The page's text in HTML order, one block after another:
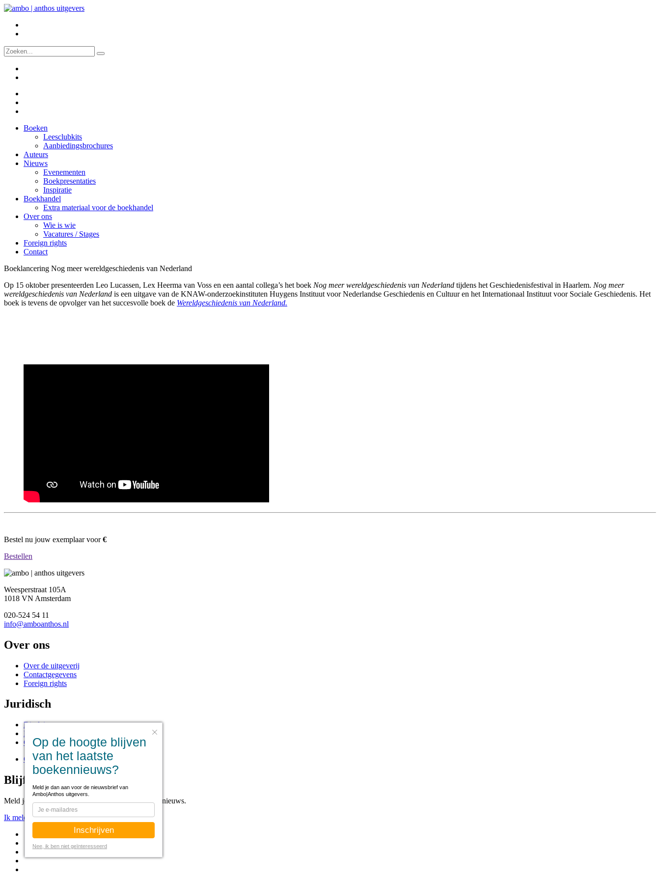
Boeken
Leesclubkits
Aanbiedingsbrochures
Auteurs
Nieuws
Evenementen
Boekpresentaties
Inspiratie
Boekhandel
Extra materiaal voor de boekhandel
Over ons
Wie is wie
Vacatures / Stages
Foreign rights
Contact
Boeklancering Nog meer wereldgeschiedenis van Nederland
Op 15 oktober presenteerden Leo Lucassen, Lex Heerma van Voss en een aantal collega’s het boek Nog meer wereldgeschiedenis van Nederland tijdens het Geschiedenisfestival in Haarlem. Nog meer
wereldgeschiedenis van Nederland is een uitgave van de KNAW-onderzoekinstituten Huygens Instituut voor Nederlandse Geschiedenis en Cultuur en het Internationaal Instituut voor Sociale Geschiedenis. Het
boek is tevens de opvolger van het succesvolle boek de Wereldgeschiedenis van Nederland.
Bestel nu jouw exemplaar voor€
Bestellen
Weesperstraat 105A
1018 VN Amsterdam
020-524 54 11
info@amboanthos.nl
Over ons
Over de uitgeverij
Contactgegevens
Foreign rights
Juridisch
Disclaimer
Privacy statement
Cookies
Cookie instellingen
Blijf op de hoogte
Meld je aan voor onze nieuwsbrief voor het laatste nieuws.
Ik meld me aan!
Op de hoogte blijven
van het laatste
boekennieuws?
Meld je dan aan voor de nieuwsbrief van
Ambo|Anthos uitgevers.
Nee, ik ben niet geïnteresseerd